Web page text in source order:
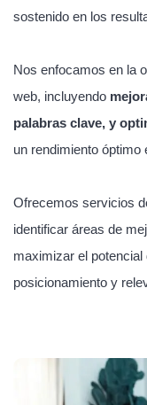
sostenido en los
Nos enfocamos en la
web, incluyendo
palabras clave, y
un rendimiento óptimo
Ofrecemos servicios
identificar áreas de
maximizar el
posicionamiento y